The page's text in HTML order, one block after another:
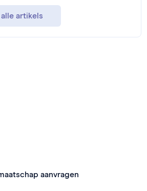
artikels
aanvragen